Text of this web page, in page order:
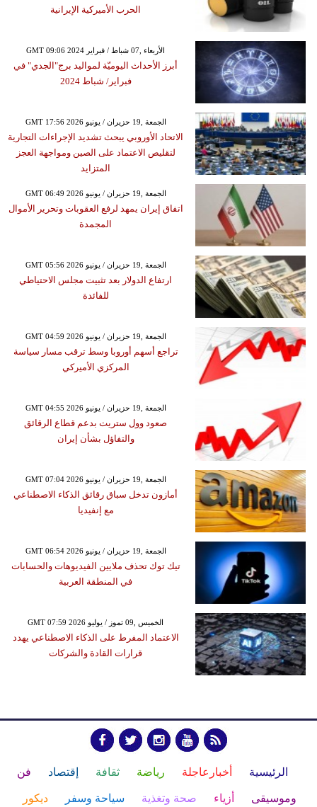
الحرب الأميركية الإيرانية
GMT 09:06 2024 الأربعاء ,07 شباط / فبراير
أبرز الأحداث اليوميّة لمواليد برج"الجدي" في
فبراير/ شباط 2024
GMT 17:56 2026 الجمعة ,19 حزيران / يونيو
الاتحاد الأوروبي يبحث تشديد الإجراءات التجارية
لتقليص الاعتماد على الصين ومواجهة العجز
المتزايد
GMT 06:49 2026 الجمعة ,19 حزيران / يونيو
اتفاق إيران يمهد لرفع العقوبات وتحرير الأموال
المجمدة
GMT 05:56 2026 الجمعة ,19 حزيران / يونيو
ارتفاع الدولار بعد تثبيت مجلس الاحتياطي
للفائدة
GMT 04:59 2026 الجمعة ,19 حزيران / يونيو
تراجع أسهم أوروبا وسط ترقب مسار سياسة
المركزي الأميركي
GMT 04:55 2026 الجمعة ,19 حزيران / يونيو
صعود وول ستريت بدعم قطاع الرقائق
والتفاؤل بشأن إيران
GMT 07:04 2026 الجمعة ,19 حزيران / يونيو
أمازون تدخل سباق رقائق الذكاء الاصطناعي
مع إنفيديا
GMT 06:54 2026 الجمعة ,19 حزيران / يونيو
تيك توك تحذف ملايين الفيديوهات والحسابات
في المنطقة العربية
GMT 07:59 2026 الخميس ,09 تموز / يوليو
الاعتماد المفرط على الذكاء الاصطناعي يهدد
قرارات القادة والشركات
الرئيسية أخبارعاجلة رياضة ثقافة إقتصاد فن
وموسيقى أزياء صحة وتغذية سياحة وسفر ديكور